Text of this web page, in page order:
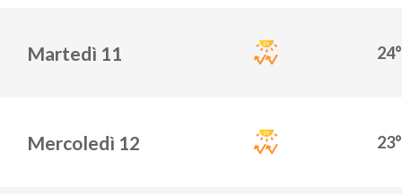
Martedì 11 24°
Mercoledì 12 23°